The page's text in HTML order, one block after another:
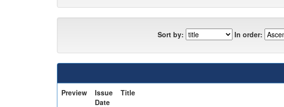
Sort by: In order:
Preview
Issue
Date
Title